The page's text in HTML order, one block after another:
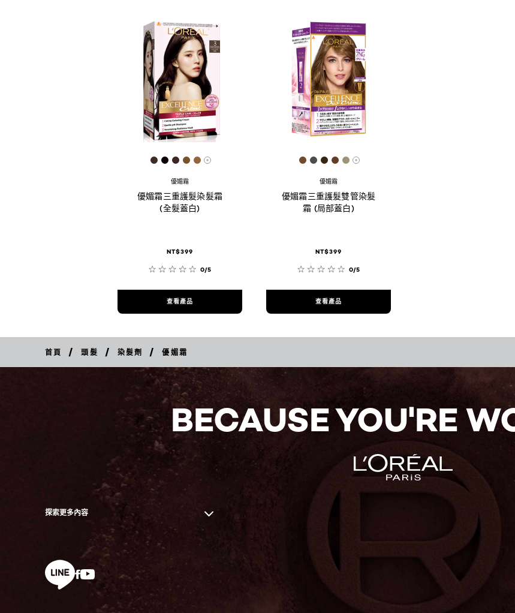
[Color]: #3E2D25
[Color]: #0D0407
[Color]: #3C2722
[Color]: #79512D
[Color]: #91673B
More shades are available
優媚霜
優媚霜三重護髮染髮霜
(全髮蓋白)
NT$399
0/5
查看產品
[Color]: #714B2A
[Color]: #4E4D4C
[Color]: #382513
[Color]: #623E26
[Color]: #9C9579
More shades are available
優媚霜
優媚霜三重護髮雙管染髮
霜 (局部蓋白)
NT$399
0/5
查看產品
首頁 / 頭髮 / 染髮劑 / 優媚霜
BECAUSE YOU'RE
探索更多內容
Facebook
YouTube